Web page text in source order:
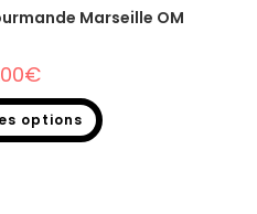
Marseille OM
€
options